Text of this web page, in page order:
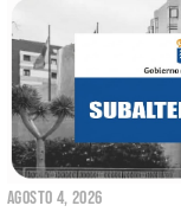
agosto 4, 2026